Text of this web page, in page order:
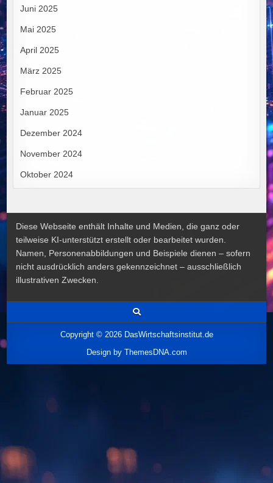
Juni 2025
Mai 2025
April 2025
März 2025
Februar 2025
Januar 2025
Dezember 2024
November 2024
Oktober 2024
Diese Webseite enthält Inhalte und Medien, die ganz oder
teilweise KI-unterstützt erstellt oder bearbeitet wurden.
Namen, Personenabbildungen und Beispiele dienen – sofern
nicht ausdrücklich anders gekennzeichnet – ausschließlich
illustrativen Zwecken.
Copyright © 2026 DasWirtschaftsinstitut.de
Design by ThemesDNA.com